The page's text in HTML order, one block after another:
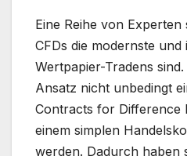
Eine Reihe von
CFDs die modernste
Wertpapier-Tradens
Ansatz nicht unbedingt
Contracts for Difference
einem simplen
werden. Dadurch haben